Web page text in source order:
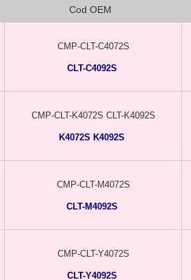
Cod OEM
CMP-CLT-C4072S
CLT-C4092S
CMP-CLT-K4072S CLT-K4092S
K4072S K4092S
CMP-CLT-M4072S
CLT-M4092S
CMP-CLT-Y4072S
CLT-Y4092S